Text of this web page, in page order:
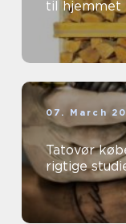
til hjemmet
07. March
Tatovør københavn
rigtige